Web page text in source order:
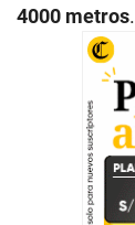
4000 metros.